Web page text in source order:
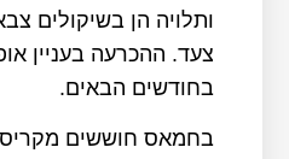
ותלויה הן בשיקולים
צעד. ההכרעה בעניין
בחודשים הבאים.
בחמאס חוששים מקריסת